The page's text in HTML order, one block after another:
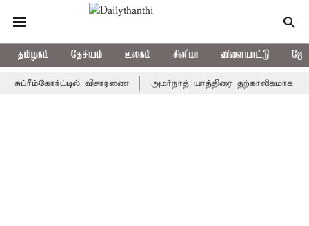
தமிழகம் தேசியம் உலகம் சினிமா விளையாட்டு
விசாரணை அமர்நாத் யாத்திரை தற்காலிகமாக நிறுத்தம்